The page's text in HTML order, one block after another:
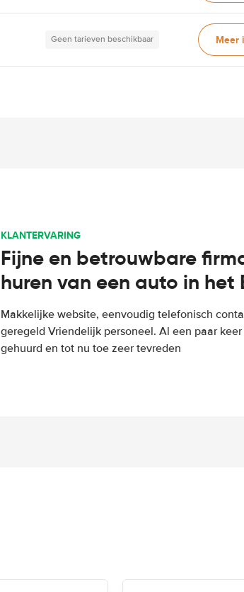
Geen tarieven beschikbaar Meer
KLANTERVARING
Fijne en betrouwbare
huren van een auto in het
Makkelijke website, eenvoudig telefonisch
geregeld Vriendelijk personeel. Al een paar
gehuurd en tot nu toe zeer tevreden